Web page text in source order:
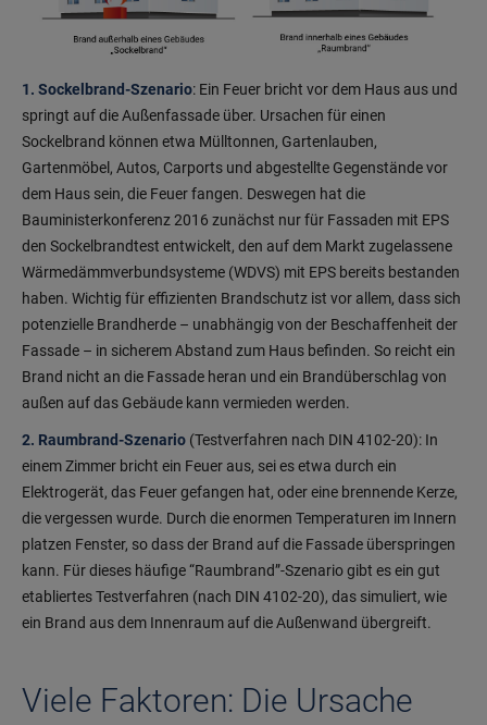
1. Sockelbrand-Szenario: Ein Feuer bricht vor dem Haus aus und
springt auf die Außenfassade über. Ursachen für einen
Sockelbrand können etwa Mülltonnen, Gartenlauben,
Gartenmöbel, Autos, Carports und abgestellte Gegenstände vor
dem Haus sein, die Feuer fangen. Deswegen hat die
Bauministerkonferenz 2016 zunächst nur für Fassaden mit EPS
den Sockelbrandtest entwickelt, den auf dem Markt zugelassene
Wärmedämmverbundsysteme (WDVS) mit EPS bereits bestanden
haben. Wichtig für effizienten Brandschutz ist vor allem, dass sich
potenzielle Brandherde – unabhängig von der Beschaffenheit der
Fassade – in sicherem Abstand zum Haus befinden. So reicht ein
Brand nicht an die Fassade heran und ein Brandüberschlag von
außen auf das Gebäude kann vermieden werden.
2. Raumbrand-Szenario (Testverfahren nach DIN 4102-20): In
einem Zimmer bricht ein Feuer aus, sei es etwa durch ein
Elektrogerät, das Feuer gefangen hat, oder eine brennende Kerze,
die vergessen wurde. Durch die enormen Temperaturen im Innern
platzen Fenster, so dass der Brand auf die Fassade überspringen
kann. Für dieses häufige “Raumbrand”-Szenario gibt es ein gut
etabliertes Testverfahren (nach DIN 4102-20), das simuliert, wie
ein Brand aus dem Innenraum auf die Außenwand übergreift.
Viele Faktoren: Die Ursache